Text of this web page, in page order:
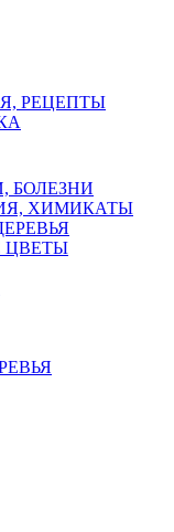
РЕЦЕПТЫ
БОЛЕЗНИ
ХИМИКАТЫ
ЦВЕТЫ